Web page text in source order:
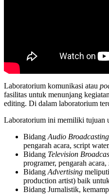
Laboratorium komunikasi atau
fasilitas untuk menunjang
editing. Di dalam laboratorium
Laboratorium ini memiliki tujuan
Bidang Audio Broadcasting
pengarah acara, script
Bidang Television
programer, pengarah acara,
Bidang Advertising
production artist) baik
Bidang Jurnalistik,